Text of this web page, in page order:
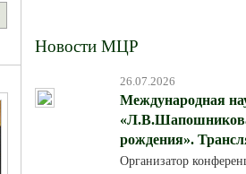
Новости МЦР
26.07.2026
Международная
рождения».
Организатор